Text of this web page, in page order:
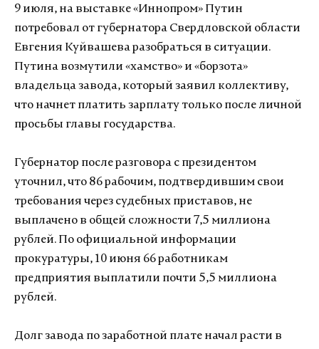
9 июля, на выставке «Иннопром» Путин
потребовал от губернатора Свердловской области
Евгения Куйвашева разобраться в ситуации.
Путина возмутили «хамство» и «борзота»
владельца завода, который заявил коллективу,
что начнет платить зарплату только после личной
просьбы главы государства.
Губернатор после разговора с президентом
уточнил, что 86 рабочим, подтвердившим свои
требования через судебных приставов, не
выплачено в общей сложности 7,5 миллиона
рублей. По официальной информации
прокуратуры, 10 июня 66 работникам
предприятия выплатили почти 5,5 миллиона
рублей.
Долг завода по заработной плате начал расти в